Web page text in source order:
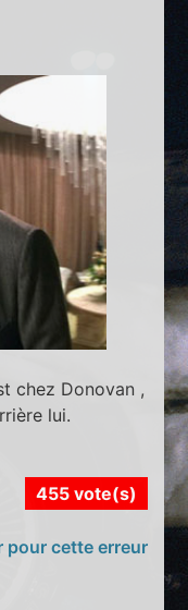
chez Donovan ,
lui.
455 vote(s)
pour cette erreur